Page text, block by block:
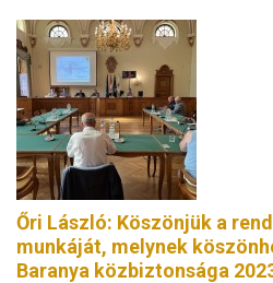
Őri László: Köszönjük a
munkáját, melynek
Baranya közbiztonsága